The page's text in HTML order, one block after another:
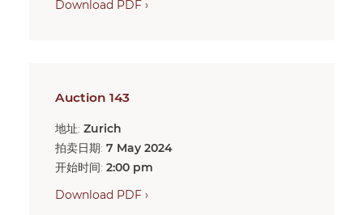
Download PDF ›
Auction 143
地址: Zurich
拍卖日期: 7 May 2024
开始时间: 2:00 pm
Download PDF ›